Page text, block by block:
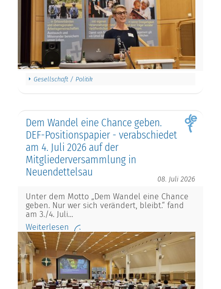
Gesellschaft / Politik
Dem Wandel eine Chance geben.
DEF-Positionspapier - verabschiedet
am 4. Juli 2026 auf der
Mitgliederversammlung in
Neuendettelsau
08. Juli 2026
Unter dem Motto „Dem Wandel eine Chance
geben. Nur wer sich verändert, bleibt.“ fand
am 3./4. Juli…
Weiterlesen